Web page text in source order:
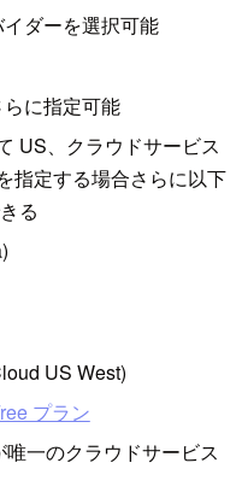
ダーを選択可能
に指定可能
US、クラウドサービス
指定する場合さらに以下
る
US West)
プラン
一のクラウドサービス